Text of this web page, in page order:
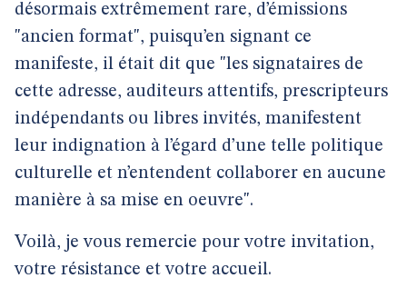
désormais extrêmement rare, d’émissions
"ancien format", puisqu’en signant ce
manifeste, il était dit que "les signataires de
cette adresse, auditeurs attentifs, prescripteurs
indépendants ou libres invités, manifestent
leur indignation à l’égard d’une telle politique
culturelle et n’entendent collaborer en aucune
manière à sa mise en oeuvre".
Voilà, je vous remercie pour votre invitation,
votre résistance et votre accueil.